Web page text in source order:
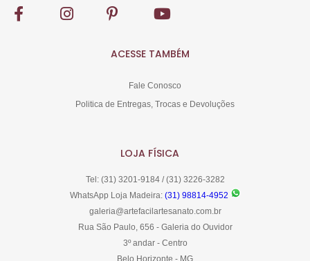
ACESSE TAMBÉM
Fale Conosco
Politica de Entregas, Trocas e Devoluções
LOJA FÍSICA
Tel: (31) 3201-9184 / (31) 3226-3282
WhatsApp Loja Madeira: (31) 98814-4952
galeria@artefacilartesanato.com.br
Rua São Paulo, 656 - Galeria do Ouvidor
3º andar - Centro